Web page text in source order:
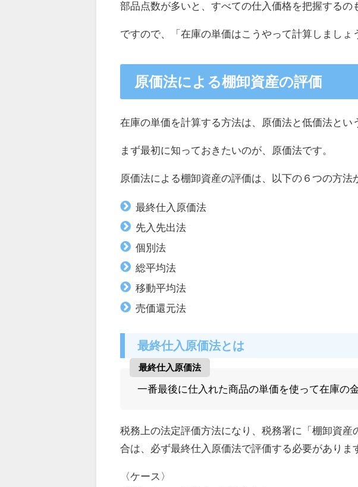
部品点数が多いと、すべての仕入価格を把握するの
ですので、「在庫の単価はこうやって計算しましょ
原価法による棚卸資産の評価
在庫の単価を計算する方法は、原価法と低価法とい
まず最初に知っておきたいのが、原価法です。
原価法による棚卸資産の評価は、以下の６つの方法
最終仕入原価法
先入先出法
個別法
総平均法
移動平均法
売価還元法
最終仕入原価法とは
最終仕入原価法
一番最後に仕入れた商品の単価を使って在庫の
税務上の法定評価方法になり、税務署に「棚卸資
合は、必ず最終仕入原価法で評価する必要がありま
〈ケース〉